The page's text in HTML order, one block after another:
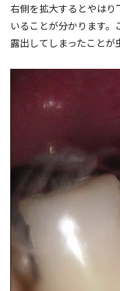
右側を拡大するとやはり
いることが分かります
露出してしまったことが